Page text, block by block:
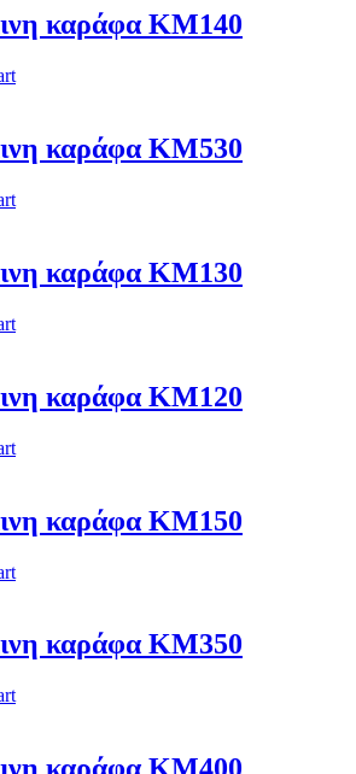
καράφα ΚΜ140
καράφα ΚΜ530
καράφα ΚΜ130
καράφα ΚΜ120
καράφα ΚΜ150
καράφα ΚΜ350